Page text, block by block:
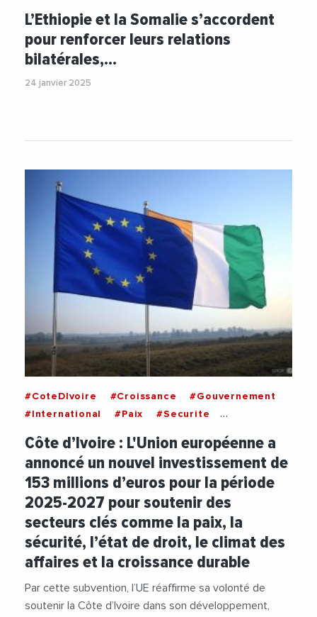
#International
#Paix #Securite
L’Ethiopie et la Somalie s’accordent
pour renforcer leurs relations
bilatérales,…
24 janvier 2025
#CoteDIvoire #Croissance
#Gouvernement
#International
#Paix
#Securite
Côte d’Ivoire : L'Union européenne a
annoncé un nouvel investissement de
153 millions d’euros pour la période
2025-2027 pour soutenir des
secteurs clés comme la paix, la
sécurité, l’état de droit, le climat des
affaires et la croissance durable
Par cette subvention, l’UE réaffirme sa volonté de
soutenir la Côte d’Ivoire dans son développement,